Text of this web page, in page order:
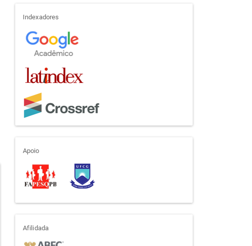
indexadores
Indexadores
apoio
Apoio
afiliada
Afilidada